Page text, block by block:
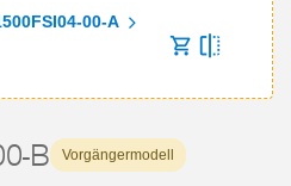
00-A
B Vorgängermodell